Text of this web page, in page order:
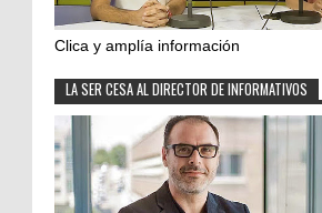
Clica y amplía información
LA SER CESA AL DIRECTOR DE INFORMATIVOS